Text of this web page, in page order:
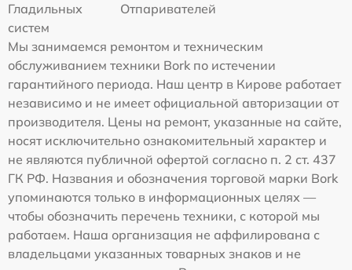
Гладильных
систем
Отпаривателей
Мы занимаемся ремонтом и техническим
обслуживанием техники Bork по истечении
гарантийного периода. Наш центр в Кирове работает
независимо и не имеет официальной авторизации от
производителя. Цены на ремонт, указанные на сайте,
носят исключительно ознакомительный характер и
не являются публичной офертой согласно п. 2 ст. 437
ГК РФ. Названия и обозначения торговой марки Bork
упоминаются только в информационных целях —
чтобы обозначить перечень техники, с которой мы
работаем. Наша организация не аффилирована с
владельцами указанных товарных знаков и не